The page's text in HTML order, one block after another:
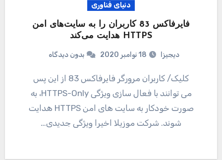
دنیای فناوری
فایرفاکس 83 کاربران را به سایت‌های امن
HTTPS هدایت می‌کند
دیجیزا 18 نوامبر 2020 بدون دیدگاه
کلیک/ کاربران مرورگر فایرفاکس 83 از این پس
می توانند با فعال سازی ویژگی HTTPS-Only، به
صورت خودکار به سایت های امن HTTPS هدایت
شوند. شرکت موزیلا اخیرا ویژگی جدیدی…